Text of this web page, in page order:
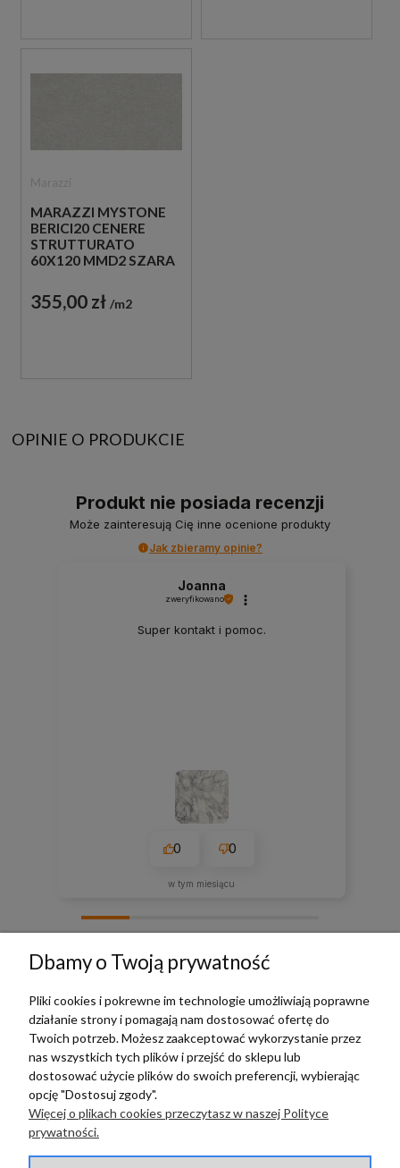
MARAZZI MYSTONE
BERICI20 CENERE
STRUTTURATO
60X120 MMD2 SZARA
20 MM
355,00 zł m2
OPINIE O PRODUKCIE
Produkt nie posiada recenzji
Może zainteresują Cię inne ocenione produkty
Jak zbieramy opinie?
Joanna
zweryfikowano
Super kontakt i pomoc.
0 0
w tym miesiącu
TERRADECO
BAZA WIEDZY
PŁATNOŚCI I DOSTAWA
Dbamy o Twoją prywatność
Pliki cookies i pokrewne im technologie umożliwiają poprawne
działanie strony i pomagają nam dostosować ofertę do
Twoich potrzeb. Możesz zaakceptować wykorzystanie przez
nas wszystkich tych plików i przejść do sklepu lub
dostosować użycie plików do swoich preferencji, wybierając
opcję "Dostosuj zgody".
Więcej o plikach cookies przeczytasz w naszej Polityce
prywatności.